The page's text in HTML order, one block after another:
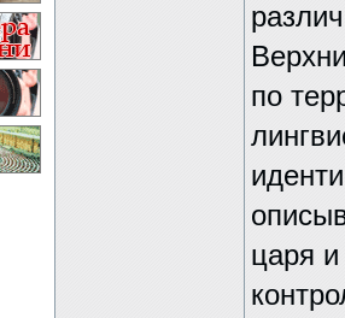
по
царя